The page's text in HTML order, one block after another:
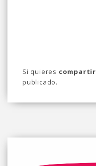
Si quieres compartir
publicado.